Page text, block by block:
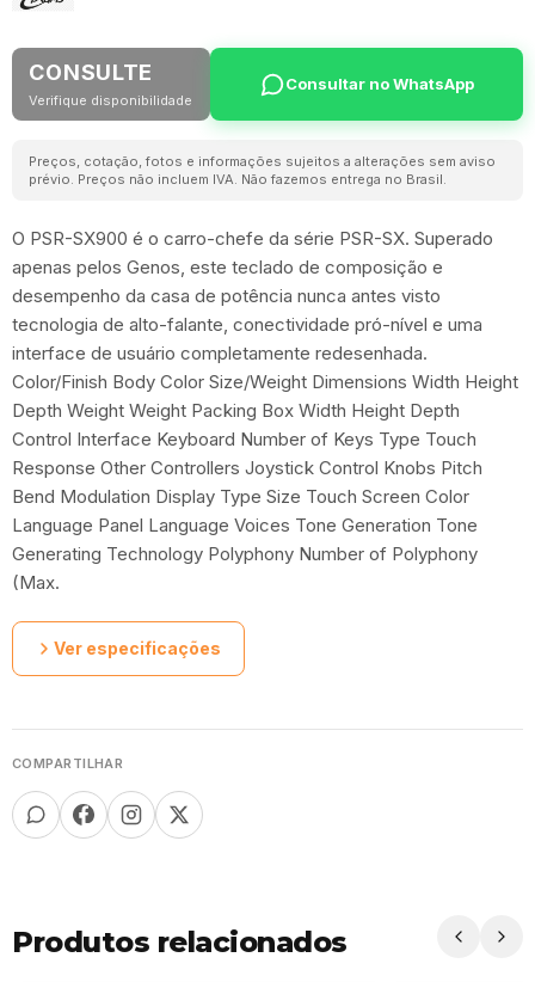
CONSULTE
Verifique disponibilidade
Consultar no WhatsApp
Preços, cotação, fotos e informações sujeitos a alterações sem aviso
prévio. Preços não incluem IVA. Não fazemos entrega no Brasil.
O PSR-SX900 é o carro-chefe da série PSR-SX. Superado
apenas pelos Genos, este teclado de composição e
desempenho da casa de potência nunca antes visto
tecnologia de alto-falante, conectividade pró-nível e uma
interface de usuário completamente redesenhada.
Color/Finish Body Color Size/Weight Dimensions Width Height
Depth Weight Weight Packing Box Width Height Depth
Control Interface Keyboard Number of Keys Type Touch
Response Other Controllers Joystick Control Knobs Pitch
Bend Modulation Display Type Size Touch Screen Color
Language Panel Language Voices Tone Generation Tone
Generating Technology Polyphony Number of Polyphony
(Max.
Ver especificações
COMPARTILHAR
Produtos relacionados